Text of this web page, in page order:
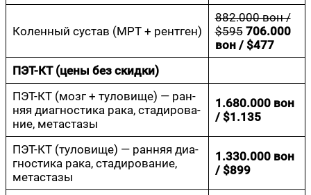
Колен­ный сустав (МРТ + рентген)
882.000 вон /
$595 706.000
вон / $477
ПЭТ-КТ (цены без скидки)
ПЭТ-КТ (мозг + туло­ви­ще) — ран­
няя диа­гно­сти­ка рака, ста­ди­ро­ва­
ние, метастазы
1.680.000 вон
/ $1.135
ПЭТ-КТ (туло­ви­ще) — ран­няя диа­
гно­сти­ка рака, ста­ди­ро­ва­ние,
метастазы
1.330.000 вон
/ $899